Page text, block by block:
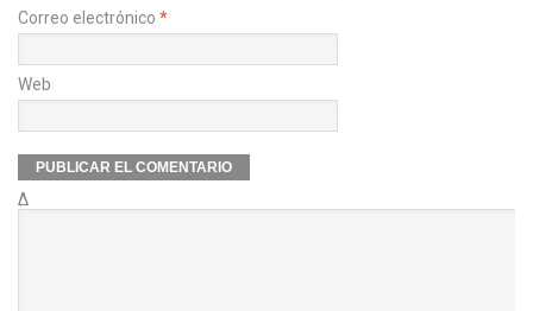
Correo electrónico *
Web
Δ